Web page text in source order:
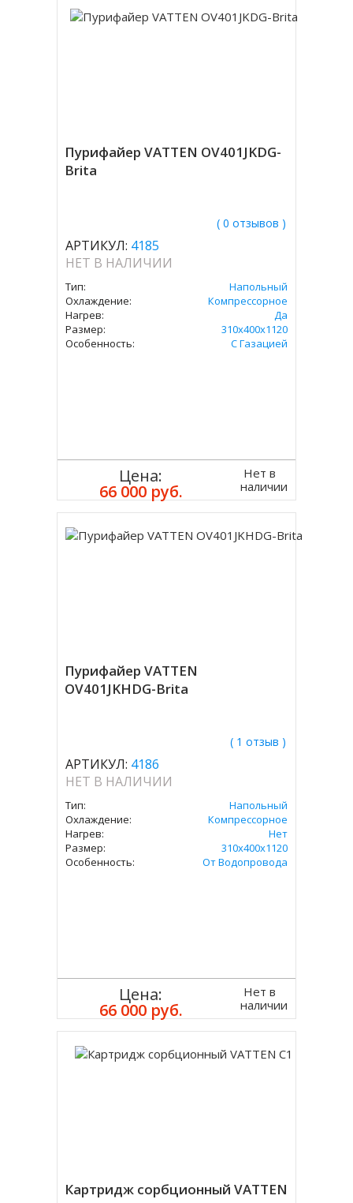
Пурифайер VATTEN OV401JKDG-
Brita
( 0 отзывов )
АРТИКУЛ: 4185
НЕТ В НАЛИЧИИ
Тип:
Напольный
Охлаждение:
Компрессорное
Нагрев:
Да
Размер:
310х400х1120
Особенность:
С Газацией
Цена:
66 000 руб.
Нет в
наличии
Пурифайер VATTEN
OV401JKHDG-Brita
( 1 отзыв )
АРТИКУЛ: 4186
НЕТ В НАЛИЧИИ
Тип:
Напольный
Охлаждение:
Компрессорное
Нагрев:
Нет
Размер:
310х400х1120
Особенность:
От Водопровода
Цена:
66 000 руб.
Нет в
наличии
Картридж сорбционный VATTEN